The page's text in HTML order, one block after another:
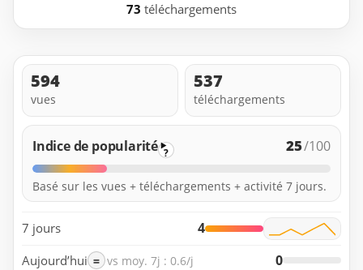
73 téléchargements
594
vues
537
téléchargements
Indice de popularité ? 25/100
Basé sur les vues + téléchargements + activité 7 jours.
7 jours 4
Aujourd’hui = vs moy. 7j : 0.6/j 0